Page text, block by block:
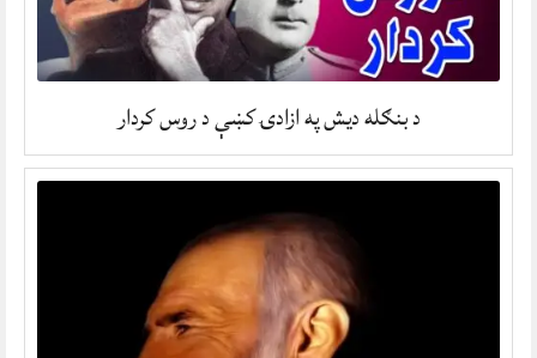
د بنګله ديش په ازادۍ کښې د روس کردار